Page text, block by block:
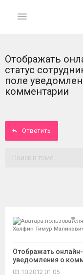
ГЛАВНАЯ
На
главную
Вход
темы
Отображать
статус
поле
комментарии
Ответить
Халфин Тимур
Отображать
уведомления о
03.10.2012 01:05